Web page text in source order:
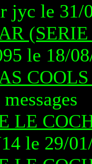
jyc le 31/
le 18/
LE
le 29/